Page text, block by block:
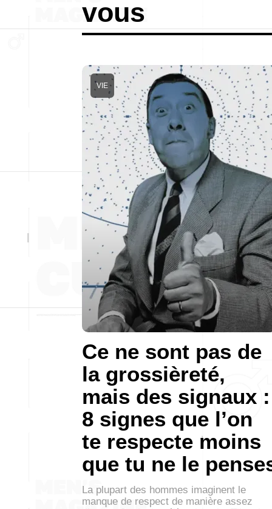
vous
Ce ne sont pas de
la grossièreté,
mais des signaux :
8 signes que l’on
te respecte moins
que tu ne le
VIE
La plupart des hommes imaginent le
manque de respect de manière assez